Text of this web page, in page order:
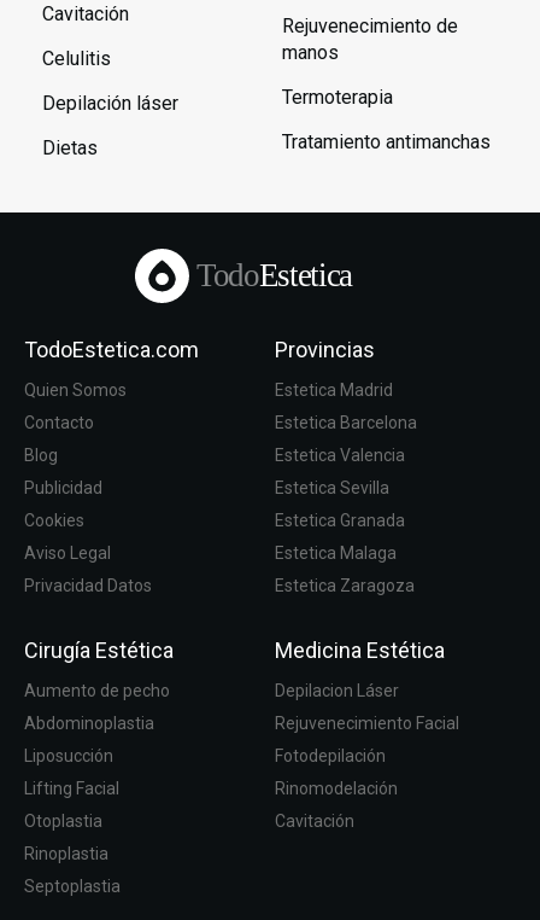
Cavitación
Celulitis
Depilación láser
Dietas
Rejuvenecimiento de
manos
Termoterapia
Tratamiento antimanchas
TodoEstetica
TodoEstetica.com
Quien Somos
Contacto
Blog
Publicidad
Cookies
Aviso Legal
Privacidad Datos
Provincias
Estetica Madrid
Estetica Barcelona
Estetica Valencia
Estetica Sevilla
Estetica Granada
Estetica Malaga
Estetica Zaragoza
Cirugía Estética
Aumento de pecho
Abdominoplastia
Liposucción
Lifting Facial
Otoplastia
Rinoplastia
Septoplastia
Medicina Estética
Depilacion Láser
Rejuvenecimiento Facial
Fotodepilación
Rinomodelación
Cavitación